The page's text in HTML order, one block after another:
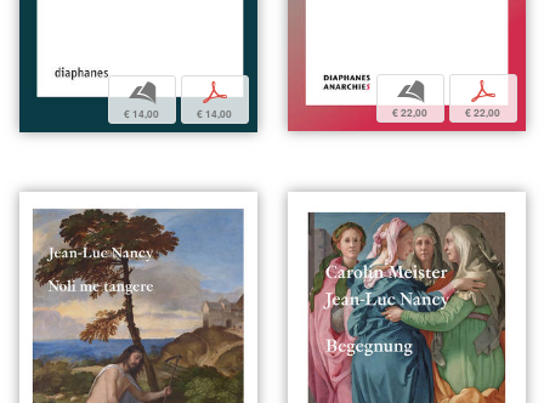
b
€ 14,00
p
€ 14,00
b
€ 22,00
p
€ 22,00